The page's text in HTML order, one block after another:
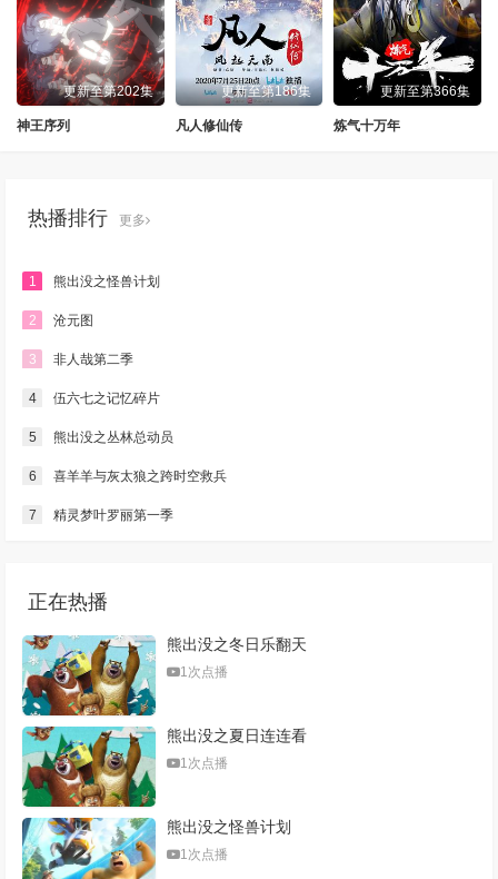
更新至第202集
神王序列
更新至第186集
凡人修仙传
更新至第366集
炼气十万年
热播排行 更多
1 熊出没之怪兽计划
2 沧元图
3 非人哉第二季
4 伍六七之记忆碎片
5 熊出没之丛林总动员
6 喜羊羊与灰太狼之跨时空救兵
7 精灵梦叶罗丽第一季
正在热播
熊出没之冬日乐翻天
1次点播
熊出没之夏日连连看
1次点播
熊出没之怪兽计划
1次点播